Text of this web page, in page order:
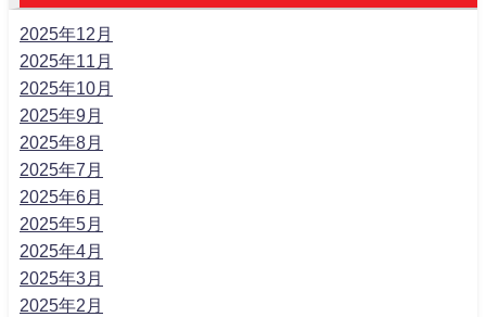
2025年12月
2025年11月
2025年10月
2025年9月
2025年8月
2025年7月
2025年6月
2025年5月
2025年4月
2025年3月
2025年2月